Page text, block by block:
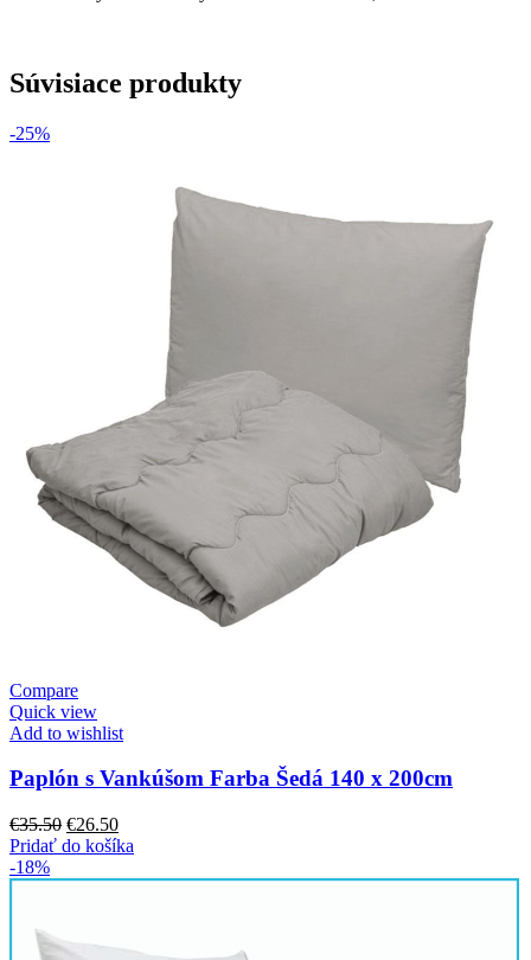
Súvisiace produkty
-25%
Compare
Quick view
Add to wishlist
Paplón s Vankúšom Farba Šedá 140 x 200cm
€35.50 Pôvodná
cena
€35.50.
€26.50Aktuálna
cena
€26.50.
Pridať do košíka
-18%